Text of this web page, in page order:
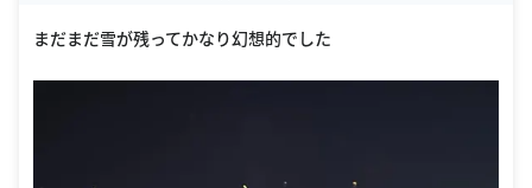
まだまだ雪が残ってかなり幻想的でした